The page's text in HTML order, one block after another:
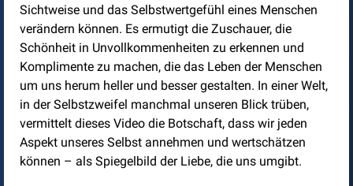
Sichtweise und das Selbstwertgefühl eines Menschen
verändern können. Es ermutigt die Zuschauer, die
Schönheit in Unvollkommenheiten zu erkennen und
Komplimente zu machen, die das Leben der Menschen
um uns herum heller und besser gestalten. In einer Welt,
in der Selbstzweifel manchmal unseren Blick trüben,
vermittelt dieses Video die Botschaft, dass wir jeden
Aspekt unseres Selbst annehmen und wertschätzen
können – als Spiegelbild der Liebe, die uns umgibt.